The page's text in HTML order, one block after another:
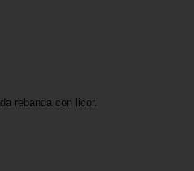
rebanda con licor.